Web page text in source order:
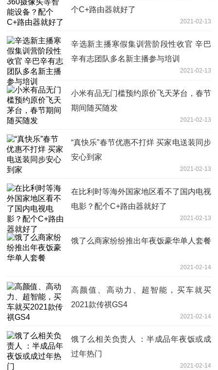
个C+路由器就好了
2021-02-13
辛选新主播寒假集训营阶段性收官 辛巴
辛有志团队多名新主播参与培训
2021-02-13
小米有品无门槛预约原价飞天茅台，春节
期间随买随发
2021-02-13
“真快乐”春节优惠不打烊 买家电送装同步
安心到家
2021-02-13
在比利时等海外国家地区看不了国内电视
电影？配个C+路由器就好了
2021-02-13
饿了么商家纷纷推出年夜饭豪华单人套餐
2021-02-14
高颜值、高动力、超智能，买车就买
2021款传祺GS4
2021-02-14
饿了么相关负责人 ：半成品年夜饭或成
过年热门
2021-02-14